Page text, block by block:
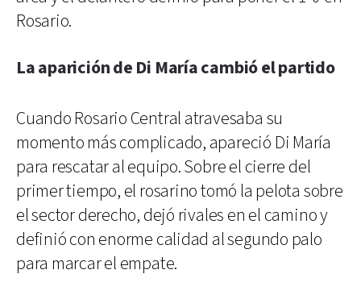
Rosario.
La aparición de Di María cambió el partido
Cuando Rosario Central atravesaba su
momento más complicado, apareció Di María
para rescatar al equipo. Sobre el cierre del
primer tiempo, el rosarino tomó la pelota sobre
el sector derecho, dejó rivales en el camino y
definió con enorme calidad al segundo palo
para marcar el empate.